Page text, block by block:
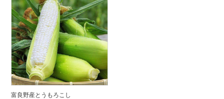
富良野産とうもろこし